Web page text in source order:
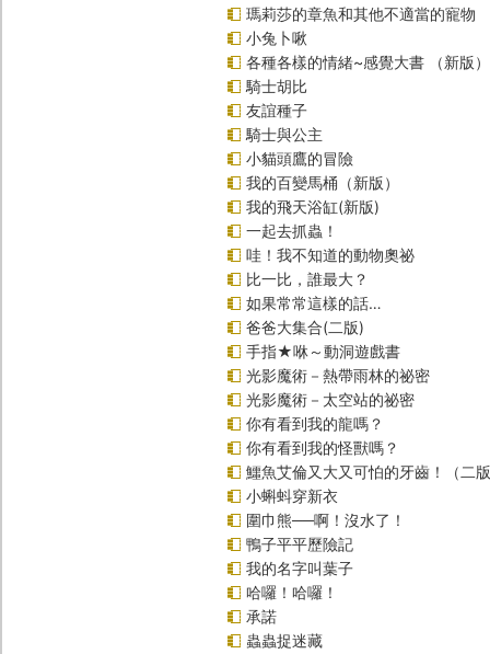
瑪莉莎的章魚和其他不適當的寵物
小兔卜啾
各種各樣的情緒~感覺大書 （新版）
騎士胡比
友誼種子
騎士與公主
小貓頭鷹的冒險
我的百變馬桶（新版）
我的飛天浴缸(新版)
一起去抓蟲！
哇！我不知道的動物奧祕
比一比，誰最大？
如果常常這樣的話…
爸爸大集合(二版)
手指★咻～動洞遊戲書
光影魔術－熱帶雨林的祕密
光影魔術－太空站的祕密
你有看到我的龍嗎？
你有看到我的怪獸嗎？
鱷魚艾倫又大又可怕的牙齒！（二
小蝌蚪穿新衣
圍巾熊──啊！沒水了！
鴨子平平歷險記
我的名字叫葉子
哈囉！哈囉！
承諾
蟲蟲捉迷藏